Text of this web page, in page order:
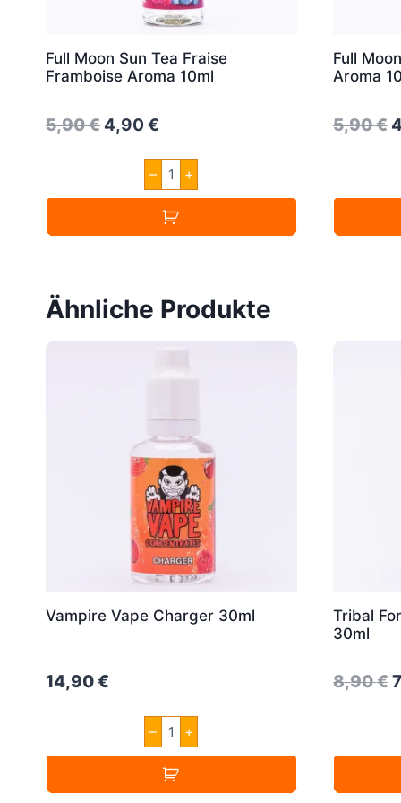
Full Moon Sun Tea Fraise
Framboise Aroma 10ml
5,90€ Original
5,90 €.
4,90 €
is:
4,90 €.
–
Full
Moon
Sun
Tea
Fraise
Framboise
+
Full
Aroma
5,90€
Ähnliche Produkte
Vampire Vape Charger 30ml
14,90€
–
Vampire
Vape
Charger
30ml
Menge
+
Tribal
30ml
8,90€